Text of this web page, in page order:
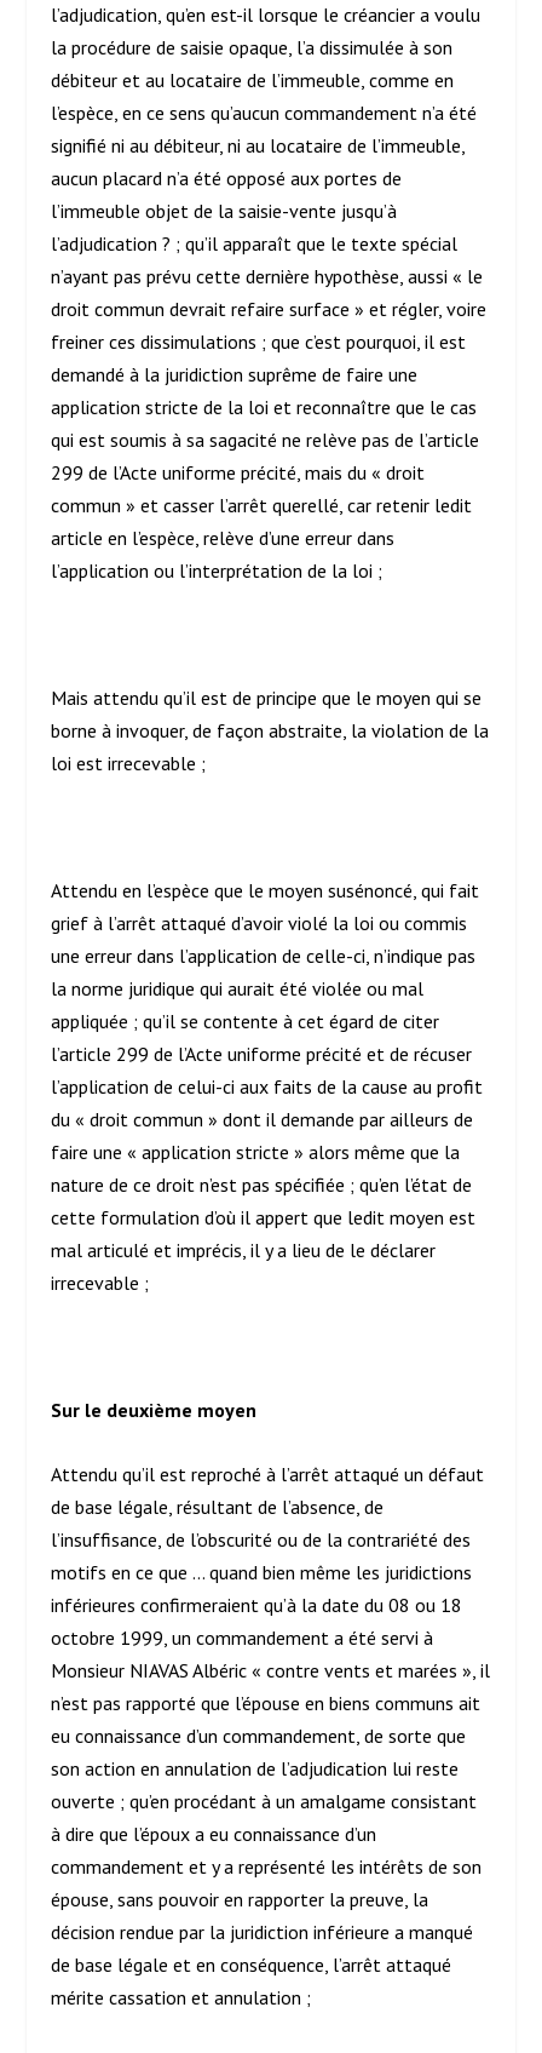
l’adjudication, qu’en est-il lorsque le créancier a voulu
la procédure de saisie opaque, l’a dissimulée à son
débiteur et au locataire de l’immeuble, comme en
l’espèce, en ce sens qu’aucun commandement n’a été
signifié ni au débiteur, ni au locataire de l’immeuble,
aucun placard n’a été opposé aux portes de
l’immeuble objet de la saisie-vente jusqu’à
l’adjudication ? ; qu’il apparaît que le texte spécial
n’ayant pas prévu cette dernière hypothèse, aussi « le
droit commun devrait refaire surface » et régler, voire
freiner ces dissimulations ; que c’est pourquoi, il est
demandé à la juridiction suprême de faire une
application stricte de la loi et reconnaître que le cas
qui est soumis à sa sagacité ne relève pas de l’article
299 de l’Acte uniforme précité, mais du « droit
commun » et casser l’arrêt querellé, car retenir ledit
article en l’espèce, relève d’une erreur dans
l’application ou l’interprétation de la loi ;
Mais attendu qu’il est de principe que le moyen qui se
borne à invoquer, de façon abstraite, la violation de la
loi est irrecevable ;
Attendu en l’espèce que le moyen susénoncé, qui fait
grief à l’arrêt attaqué d’avoir violé la loi ou commis
une erreur dans l’application de celle-ci, n’indique pas
la norme juridique qui aurait été violée ou mal
appliquée ; qu’il se contente à cet égard de citer
l’article 299 de l’Acte uniforme précité et de récuser
l’application de celui-ci aux faits de la cause au profit
du « droit commun » dont il demande par ailleurs de
faire une « application stricte » alors même que la
nature de ce droit n’est pas spécifiée ; qu’en l’état de
cette formulation d’où il appert que ledit moyen est
mal articulé et imprécis, il y a lieu de le déclarer
irrecevable ;
Sur le deuxième moyen
Attendu qu’il est reproché à l’arrêt attaqué un défaut
de base légale, résultant de l’absence, de
l’insuffisance, de l’obscurité ou de la contrariété des
motifs en ce que … quand bien même les juridictions
inférieures confirmeraient qu’à la date du 08 ou 18
octobre 1999, un commandement a été servi à
Monsieur NIAVAS Albéric « contre vents et marées », il
n’est pas rapporté que l’épouse en biens communs ait
eu connaissance d’un commandement, de sorte que
son action en annulation de l’adjudication lui reste
ouverte ; qu’en procédant à un amalgame consistant
à dire que l’époux a eu connaissance d’un
commandement et y a représenté les intérêts de son
épouse, sans pouvoir en rapporter la preuve, la
décision rendue par la juridiction inférieure a manqué
de base légale et en conséquence, l’arrêt attaqué
mérite cassation et annulation ;